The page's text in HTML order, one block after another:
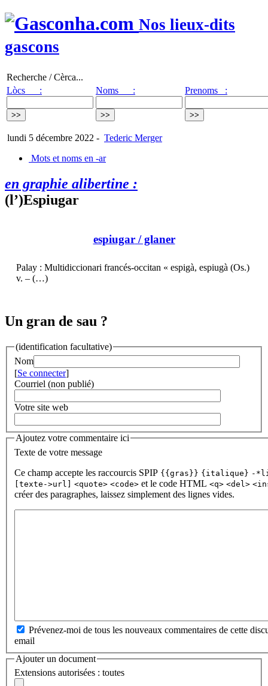
Nos lieux-dits
gascons
Recherche / Cèrca...
Lòcs :
Noms : Prenoms :
lundi 5 décembre 2022 - Tederic Merger
Mots et noms en -ar
en graphie alibertine :
(l’)Espiugar
espiugar/ glaner
Palay : Multidiccionari francés-occitan « espigà, espiugà (Os.)
v. – (…)
Un gran de sau ?
(identification facultative)
Nom
[Se connecter]
Courriel (non publié)
Votre site web
Ajoutez votre commentaire ici
Texte de votre message
Ce champ accepte les raccourcis SPIP {{gras}} {italique} -
[texte->url] <quote> <code> et le code HTML <q> <del>
créer des paragraphes, laissez simplement des lignes vides.
Prévenez-moi de tous les nouveaux commentaires de cette
email
Ajouter un document
Extensions autorisées : toutes